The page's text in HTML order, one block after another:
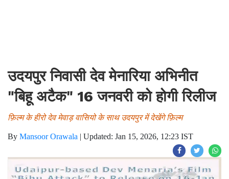
उदयपुर निवासी देव मेनारिया अभिनीत
"बिहू अटैक" 16 जनवरी को होगी रिलीज
फ़िल्म के हीरो देव मेवाड़ वासियो के साथ उदयपुर में देखेंगे फ़िल्म
By Mansoor Orawala Updated: Jan 15, 2026, 12:23 IST